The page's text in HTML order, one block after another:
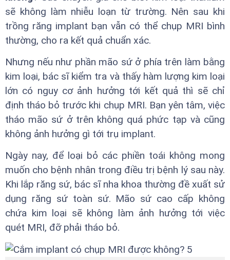
sẽ không làm nhiễu loạn từ trường. Nên sau khi
trồng răng implant bạn vẫn có thể chụp MRI bình
thường, cho ra kết quả chuẩn xác.
Nhưng nếu như phần mão sứ ở phía trên làm bằng
kim loại, bác sĩ kiểm tra và thấy hàm lượng kim loại
lớn có nguy cơ ảnh hưởng tới kết quả thì sẽ chỉ
định tháo bỏ trước khi chụp MRI. Bạn yên tâm, việc
tháo mão sứ ở trên không quá phức tạp và cũng
không ảnh hưởng gì tới trụ implant.
Ngày nay, để loại bỏ các phiền toái không mong
muốn cho bệnh nhân trong điều trị bệnh lý sau này.
Khi lắp răng sứ, bác sĩ nha khoa thường đề xuất sử
dụng răng sứ toàn sứ. Mão sứ cao cấp không
chứa kim loại sẽ không làm ảnh hưởng tới việc
quét MRI, đỡ phải tháo bỏ.